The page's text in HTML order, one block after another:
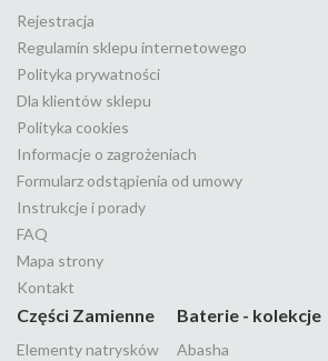
Rejestracja
Regulamin sklepu internetowego
Polityka prywatności
Dla klientów sklepu
Polityka cookies
Informacje o zagrożeniach
Formularz odstąpienia od umowy
Instrukcje i porady
FAQ
Mapa strony
Kontakt
Części Zamienne
Elementy natrysków
Baterie - kolekcje
Abasha